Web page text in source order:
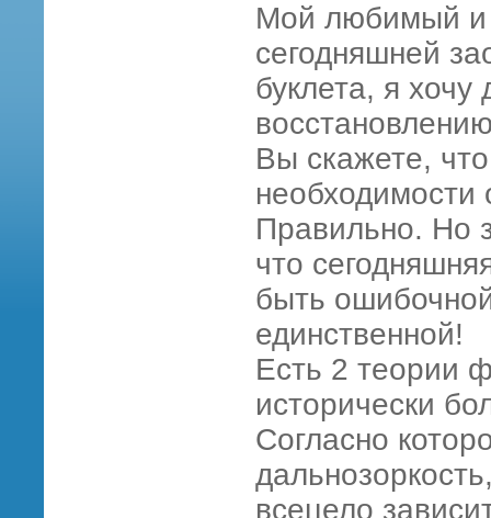
Мой любимый и
сегодняшней
буклета, я
Вы скажете,
необходимости
Правильно. Но
что
быть
единственной!
Есть 2 теории
исторически
Согласно
всецело